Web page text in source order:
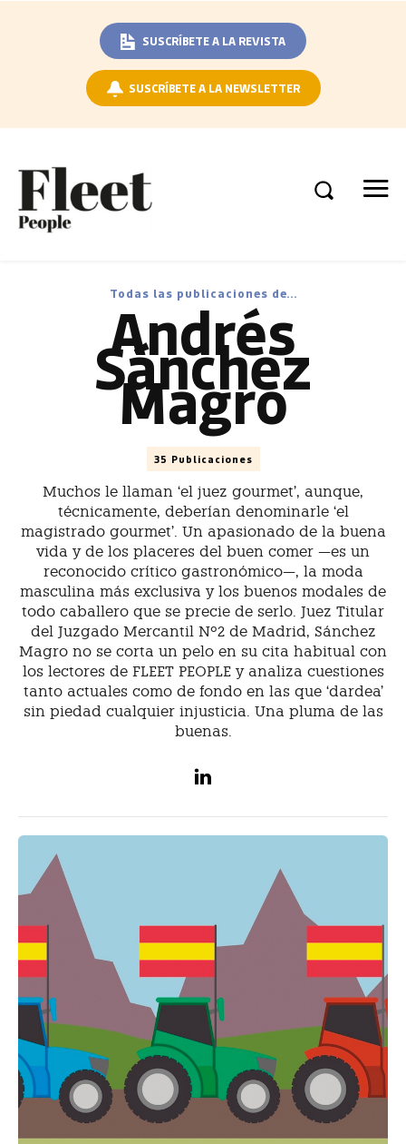
SUSCRÍBETE A LA REVISTA
SUSCRÍBETE A LA NEWSLETTER
Todas las publicaciones de...
Andrés
Sánchez
Magro
35 Publicaciones
Muchos le llaman ‘el juez gourmet’, aunque,
técnicamente, deberían denominarle ‘el
magistrado gourmet’. Un apasionado de la buena
vida y de los placeres del buen comer —es un
reconocido crítico gastronómico—, la moda
masculina más exclusiva y los buenos modales de
todo caballero que se precie de serlo. Juez Titular
del Juzgado Mercantil Nº2 de Madrid, Sánchez
Magro no se corta un pelo en su cita habitual con
los lectores de FLEET PEOPLE y analiza cuestiones
tanto actuales como de fondo en las que ‘dardea’
sin piedad cualquier injusticia. Una pluma de las
buenas.